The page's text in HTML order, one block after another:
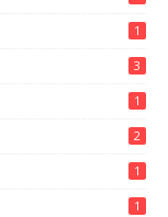
1
3
1
2
1
1